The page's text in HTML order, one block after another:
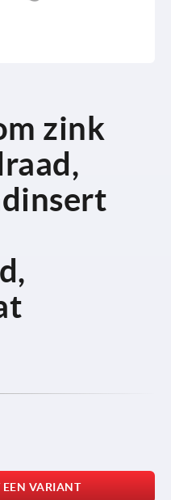
zink
EEN VARIANT